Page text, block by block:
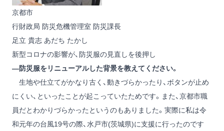
京都市
行財政局 防災危機管理室 防災課長
足立 貴志 あだち たかし
新型コロナの影響が、防災服の見直しを後押し
―防災服をリニューアルした背景を教えてください。
生地や仕立てがかなり古く、動きづらかったり、ボタンが止め
にくい、といったことが起こっていたためです。また、京都市職
員だとわかりづらかったというのもありました。実際に私は令
和元年の台風19号の際、水戸市(茨城県)に支援に行ったのです